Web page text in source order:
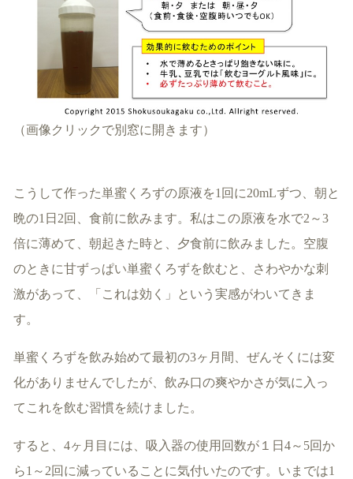
（画像クリックで別窓に開きます）
こうして作った単蜜くろずの原液を1回に20mLずつ、朝と
晩の1日2回、食前に飲みます。私はこの原液を水で2～3
倍に薄めて、朝起きた時と、夕食前に飲みました。空腹
のときに甘ずっぱい単蜜くろずを飲むと、さわやかな刺
激があって、「これは効く」という実感がわいてきま
す。
単蜜くろずを飲み始めて最初の3ヶ月間、ぜんそくには変
化がありませんでしたが、飲み口の爽やかさが気に入っ
てこれを飲む習慣を続けました。
すると、4ヶ月目には、吸入器の使用回数が１日4～5回か
ら1～2回に減っていることに気付いたのです。いまでは1